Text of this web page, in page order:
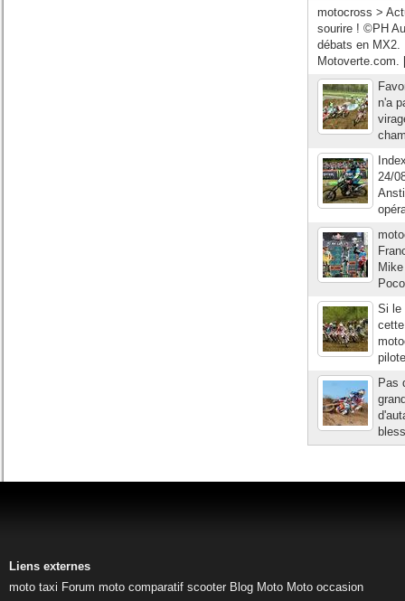
motocross >
sourire ! ©PH
débats en MX2.
n'a
24/
Si le
Pas
Liens externes
moto taxi Forum moto comparatif scooter Blog Moto Moto occasion